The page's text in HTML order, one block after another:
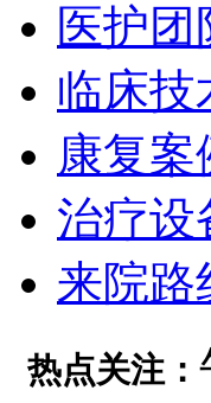
医护团
临床技
康复案
治疗设
来院路
热点关注：